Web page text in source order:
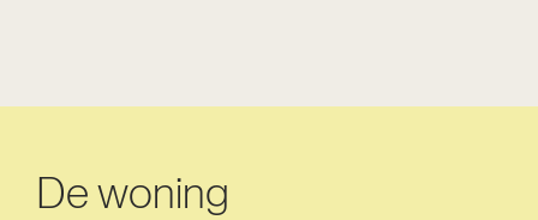
De woning